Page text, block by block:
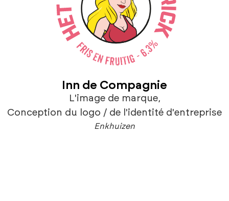
Inn de Compagnie
L'image de marque,
Conception du logo / de l'identité d'entreprise
Enkhuizen